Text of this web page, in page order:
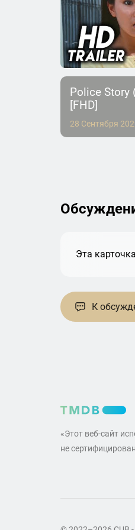
Police Story
[FHD]
28 Сентября
Эта
К
«Этот веб-сайт
не